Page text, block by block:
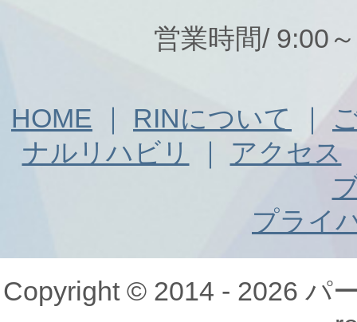
営業時間/ 9:00
HOME ｜ RINについて ｜
ナルリハビリ
｜ アクセス
プライ
Copyright © 2014 - 2026 パ